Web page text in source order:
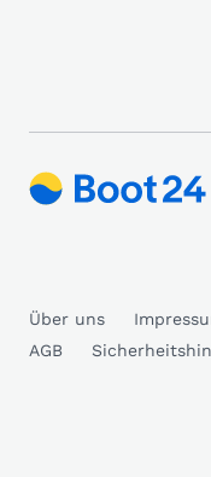
Über uns
AGB